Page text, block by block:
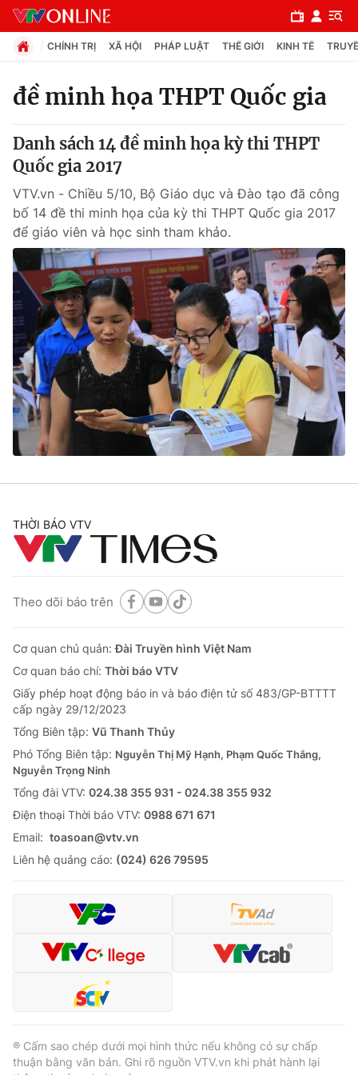
Chuyên mục
Chính trị
Xã hội
Pháp luật
Y tế
Thế giới
Tin tức
Thế giới đó đây
Câu chuyện quốc tế
Kinh tế
Tài chính
Thị trường
Góc doanh nghiệp
Dữ liệu và đời sống
Truyền hình
Phim VTV
Hậu trường
Giải sao mai
Giải trí
Điện ảnh
Âm nhạc
Du lịch
Làm đẹp
Chất lượng cuộc sống
Tuyển sinh
Học trực tuyến
Công nghệ
Hitech Công nghệ tương lai
Sản phẩm
Thị trường
Tư vấn
Giao lưu trực tuyến
Lịch phát sóng
Chuyên mục khác
Emagazine Podcast
Video Shorts video
VTV Money
VTV Sức khoẻ Bất động sản
CHÍNH TRỊ XÃ HỘI PHÁP LUẬT THẾ GIỚI KINH TẾ
đề minh họa THPT Quốc gia
Danh sách 14 đề minh họa kỳ thi THPT
Quốc gia 2017
VTV.vn - Chiều 5/10, Bộ Giáo dục và Đào tạo đã công
bố 14 đề thi minh họa của kỳ thi THPT Quốc gia 2017
để giáo viên và học sinh tham khảo.
THỜI BÁO VTV
Theo dõi báo trên
Cơ quan chủ quản:Đài Truyền hình Việt Nam
Cơ quan báo chí: Thời báo VTV
Giấy phép hoạt động báo in và báo điện tử số 483/GP-BTTTT
cấp ngày 29/12/2023
Tổng Biên tập: Vũ Thanh Thủy
Phó Tổng Biên tập: Nguyễn Thị Mỹ Hạnh, Phạm Quốc Thắng,
Nguyễn Trọng Ninh
Tổng đài VTV: 024.38 355 931 - 024.38 355 932
Ðiện thoại Thời báo VTV: 0988 671 671
Email: toasoan@vtv.vn
Liên hệ quảng cáo: (024) 626 79595
® Cấm sao chép dưới mọi hình thức nếu không có sự chấp
thuận bằng văn bản. Ghi rõ nguồn VTV.vn khi phát hành lại